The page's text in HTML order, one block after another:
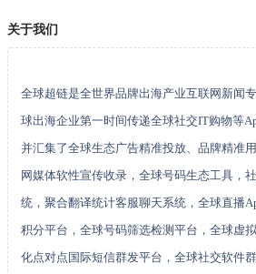
关于我们
全球超链是全世界品牌出海产业互联网新闻
球出海企业第一时间传递全球社交IT购物等
并汇集了全球生态广告精准投放、品牌精准
网媒体软性宣传收录，全球号码生态工具，
统，聚合翻译统计客服聊天系统，全球直播
积分平台，全球号码筛选检测平台，全球虚
化点对点国际短信群发平台，全球社交软件